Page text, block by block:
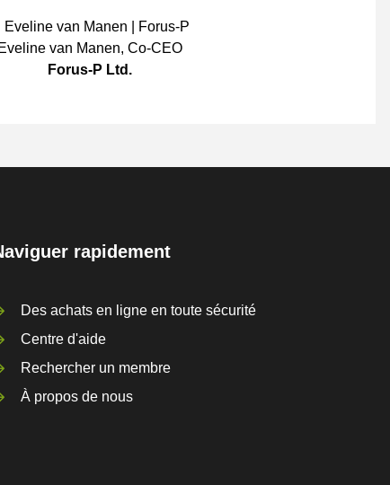
Eveline van Manen, Co-CEO
Forus-P Ltd.
rapidement
Des achats en ligne en toute sécurité
Centre d'aide
Rechercher un membre
À propos de nous